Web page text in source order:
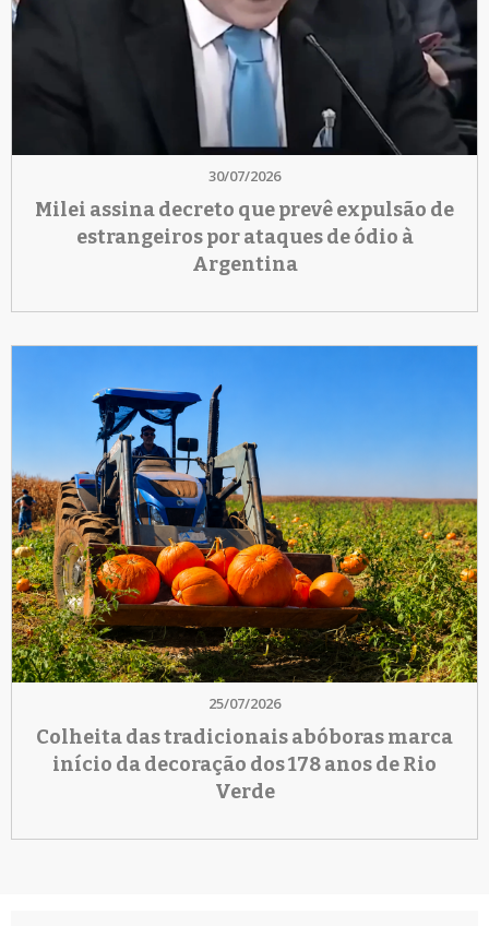
30/07/2026
Milei assina decreto que prevê expulsão de
estrangeiros por ataques de ódio à
Argentina
25/07/2026
Colheita das tradicionais abóboras marca
início da decoração dos 178 anos de Rio
Verde